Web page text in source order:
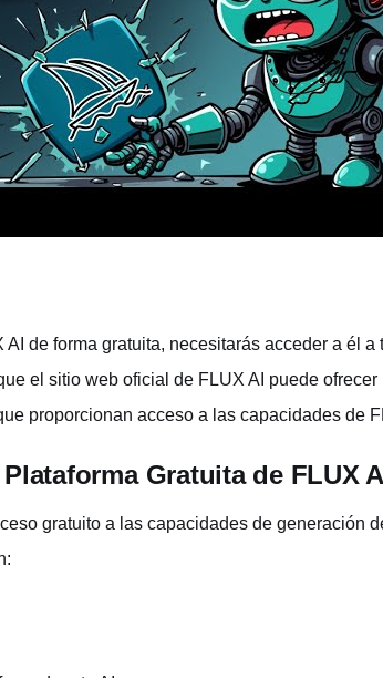
de forma gratuita, necesitarás acceder a él
el sitio web oficial de FLUX AI puede
proporcionan acceso a las capacidades de
Gratuita de FLUX
gratuito a las capacidades de generación